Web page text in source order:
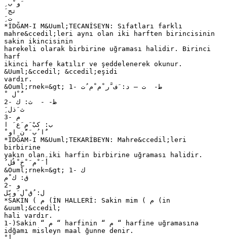
َ ‫تج‬
َِ ‫ت‬
*İDĞAM-I M&Uuml;TECANİSEYN: Sıfatları farklı
mahre&ccedil;leri aynı olan iki harften birincisinin
sakin ikincisinin
harekeli olarak birbirine uğraması halidir. Birinci
harf
ikinci harfe katılır ve şeddelenerek okunur.
&Uuml;&ccedil; &ccedil;eşidi
vardır.
&Ouml;rnek=&gt; 1- ‫ ط‬- ‫ ت – د‬: ‫َف َّر ْم ْم ُت‬
ْ َ ‫ٌَ ْل‬
2- ‫ ظ‬- - ‫ ث‬: ‫ك‬
َ ِ‫ث َذل‬
3- ‫م‬
‫ ب‬: ‫كبْ َم َع َ ا‬
َ ْ‫ٌَا ُب َ ًَّن او‬
*İDĞAM-I M&Uuml;TEKARİBEYN: Mahre&ccedil;leri
birbirine
yakın olan iki harfin birbirine uğraması halidir.
ُ ‫أَ َ ْم َ ْخ ْقُل‬
&Ouml;rnek=&gt; 1- ‫ك‬
‫ ق‬: ‫ك ْم‬
2- ‫و‬
‫ ل‬: ‫ُق ْل َوبِّل‬
*SAKİN ( ‫) م‬İN HALLERİ: Sakin mim ( ‫) م‬in
&uuml;&ccedil;
hali vardır.
1-)Sakin “ ‫ “ م‬harfinin “ ‫ “ م‬harfine uğramasına
idğamı misleyn maal ğunne denir.